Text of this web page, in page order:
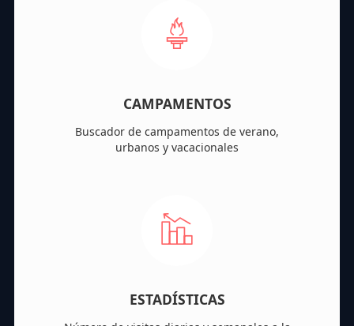
CAMPAMENTOS
Buscador de campamentos de verano,
urbanos y vacacionales
ESTADÍSTICAS